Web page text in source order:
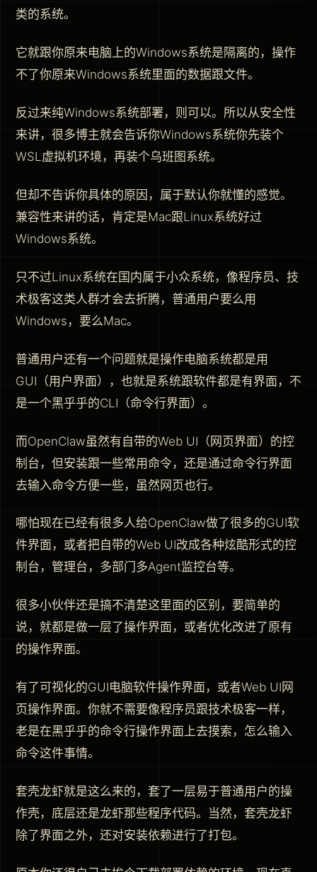
类的系统。
它就跟你原来电脑上的Windows系统是隔离的，操作
不了你原来Windows系统里面的数据跟文件。
反过来纯Windows系统部署，则可以。所以从安全性
来讲，很多博主就会告诉你Windows系统你先装个
WSL虚拟机环境，再装个乌班图系统。
但却不告诉你具体的原因，属于默认你就懂的感觉。
兼容性来讲的话，肯定是Mac跟Linux系统好过
Windows系统。
只不过Linux系统在国内属于小众系统，像程序员、技
术极客这类人群才会去折腾，普通用户要么用
Windows，要么Mac。
普通用户还有一个问题就是操作电脑系统都是用
GUI（用户界面），也就是系统跟软件都是有界面，不
是一个黑乎乎的CLI（命令行界面）。
而OpenClaw虽然有自带的Web UI（网页界面）的控
制台，但安装跟一些常用命令，还是通过命令行界面
去输入命令方便一些，虽然网页也行。
哪怕现在已经有很多人给OpenClaw做了很多的GUI软
件界面，或者把自带的Web UI改成各种炫酷形式的控
制台，管理台，多部门多Agent监控台等。
很多小伙伴还是搞不清楚这里面的区别，要简单的
说，就都是做一层了操作界面，或者优化改进了原有
的操作界面。
有了可视化的GUI电脑软件操作界面，或者Web UI网
页操作界面。你就不需要像程序员跟技术极客一样，
老是在黑乎乎的命令行操作界面上去摸索，怎么输入
命令这件事情。
套壳龙虾就是这么来的，套了一层易于普通用户的操
作壳，底层还是龙虾那些程序代码。当然，套壳龙虾
除了界面之外，还对安装依赖进行了打包。